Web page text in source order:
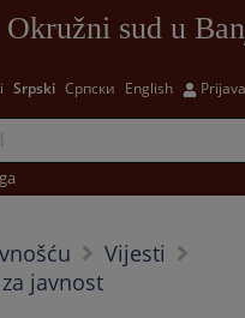
Okružni sud u
Srpski Српски English Prijava
Vijesti
javnost